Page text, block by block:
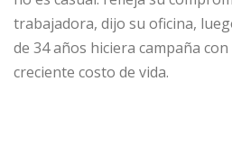
trabajadora, dijo su oficina,
de 34 años hiciera campaña
creciente costo de vida.